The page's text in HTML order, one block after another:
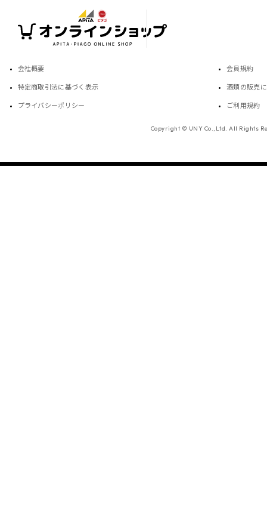
会社概要 会員規約
特定商取引法に基づく表示 酒類の販売
プライバシーポリシー ご利用規約
Copyright © UNY Co.,Ltd. All Rights